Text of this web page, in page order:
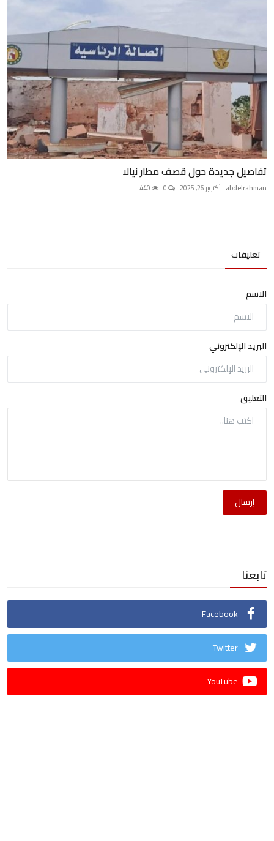
تفاصيل جديدة حول قصف مطار نيالا
abdelrahman أكتوبر 26, 2025
تعليقات
الاسم
البريد الإلكتروني
التعليق
إرسال
تابعنا
Facebook
Twitter
YouTube